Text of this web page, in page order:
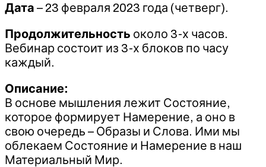
Дата – 23 февраля 2023 года (четверг).
Продолжительность около 3-х часов.
Вебинар состоит из 3-х блоков по часу
каждый.
Описание:
В основе мышления лежит Состояние,
которое формирует Намерение, а оно в
свою очередь – Образы и Слова. Ими мы
облекаем Состояние и Намерение в наш
Материальный Мир.